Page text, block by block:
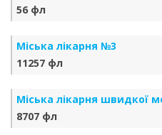
56 фл
Міська лікарня №3
11257 фл
Міська лікарня швидкої
8707 фл